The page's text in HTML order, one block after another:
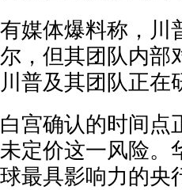
有媒体爆料称，川
尔，但其团队内部
川普及其团队正在
白宫确认的时间点
未定价这一风险。
球最具影响力的央